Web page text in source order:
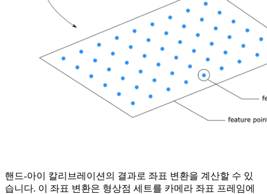
핸드-아이 칼리브레이션의 결과로 좌표 변환을 계산할 수 있
습니다. 이 좌표 변환은 형상점 세트를 카메라 좌표 프레임에